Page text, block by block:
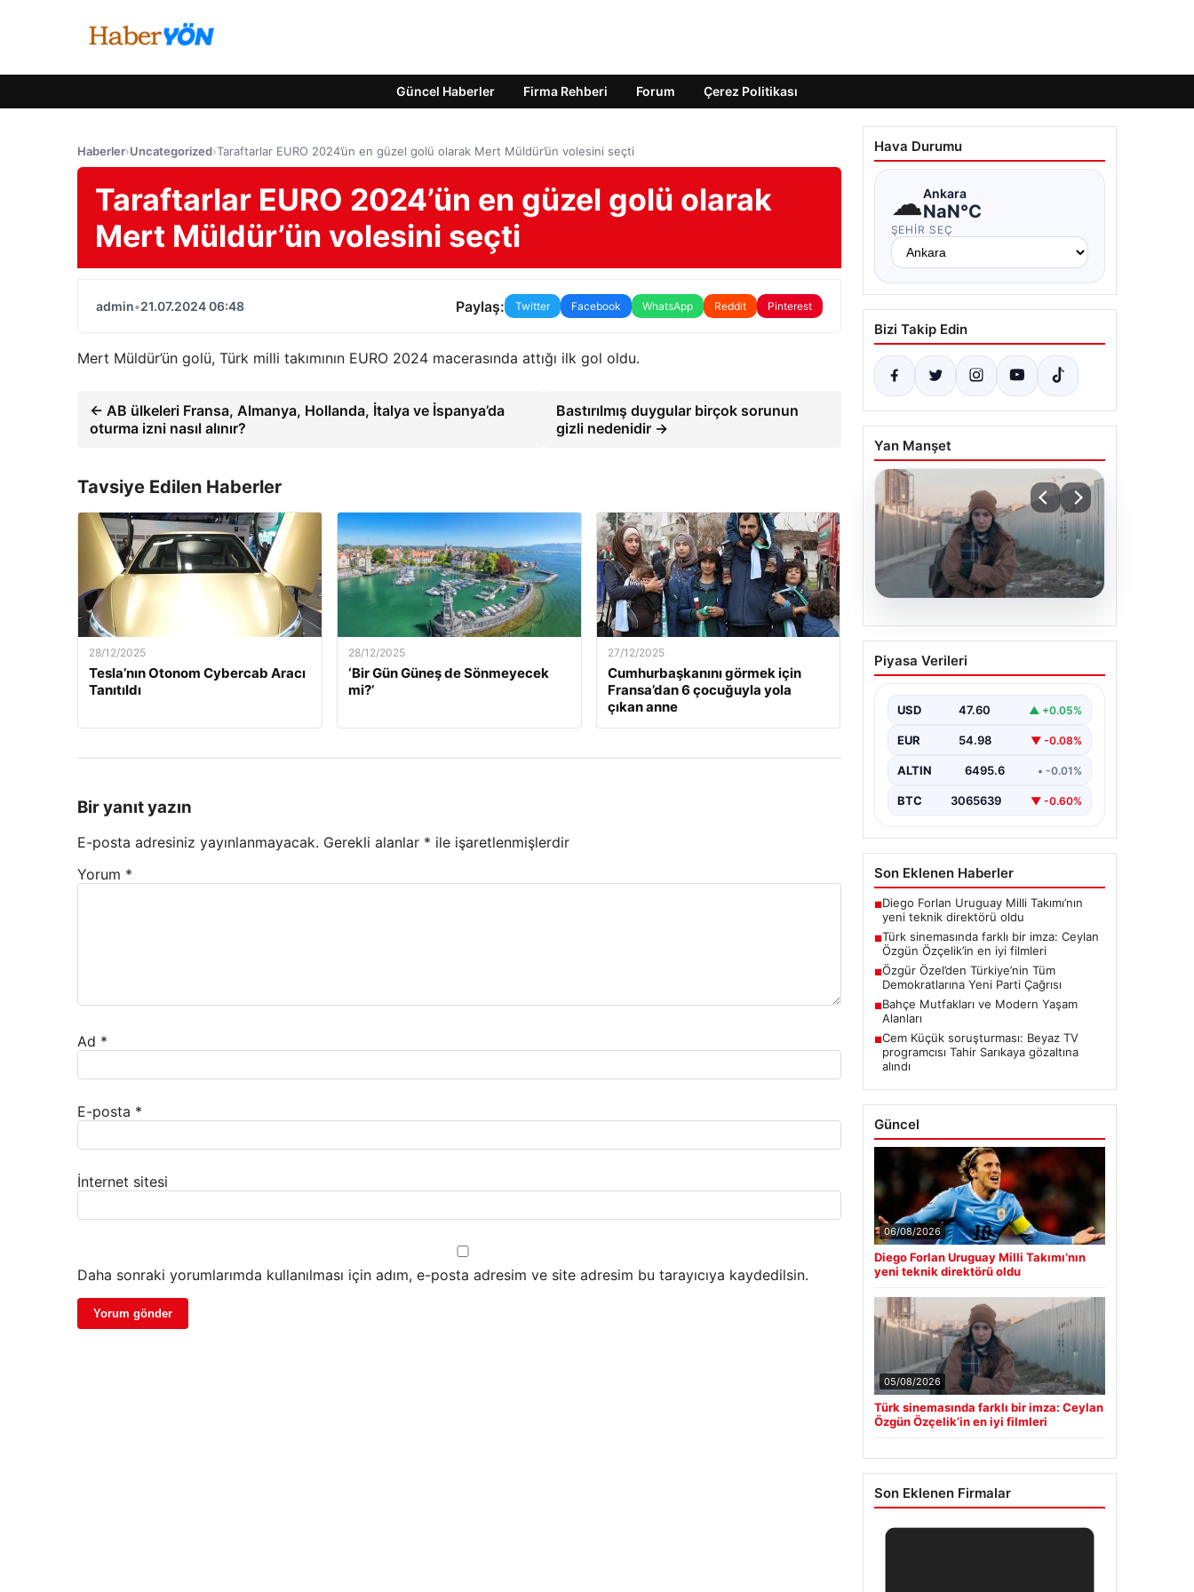
Güncel Haberler Firma Rehberi Forum Çerez Politikası
Haberler›Uncategorized›Taraftarlar EURO 2024’ün en güzel golü olarak Mert Müldür’ün volesini seçti
Taraftarlar EURO 2024’ün en güzel golü olarak
Mert Müldür’ün volesini seçti
admin•21.07.2024 06:48 Paylaş: Twitter Facebook WhatsApp Reddit Pinterest
Mert Müldür’ün golü, Türk milli takımının EURO 2024 macerasında attığı ilk gol oldu.
← AB ülkeleri Fransa, Almanya, Hollanda, İtalya ve İspanya’da
oturma izni nasıl alınır?
Bastırılmış duygular birçok sorunun
gizli nedenidir →
Tavsiye Edilen Haberler
28/12/2025
Tesla’nın Otonom Cybercab Aracı
Tanıtıldı
28/12/2025
‘Bir Gün Güneş de Sönmeyecek
mi?’
27/12/2025
Cumhurbaşkanını görmek için
Fransa’dan 6 çocuğuyla yola
çıkan anne
Bir yanıt yazın
E-posta adresiniz yayınlanmayacak. Gerekli alanlar * ile işaretlenmişlerdir
Yorum *
Ad *
E-posta *
İnternet sitesi
Daha sonraki yorumlarımda kullanılması için adım, e-posta adresim ve site adresim bu tarayıcıya kaydedilsin.
Hava Durumu
☁Ankara
NaN°C
ŞEHIR SEÇ
Bizi Takip Edin
Yan Manşet
05.08.2026
Türk sinemasında farklı
bir imza: Ceylan Özgün
Piyasa Verileri
USD 47.60 ▲ +0.05%
EUR 54.98 ▼ -0.08%
ALTIN 6495.6 • -0.01%
BTC 3065639 ▼ -0.60%
Son Eklenen Haberler
■Diego Forlan Uruguay Milli Takımı’nın
yeni teknik direktörü oldu
■Türk sinemasında farklı bir imza: Ceylan
Özgün Özçelik’in en iyi filmleri
■Özgür Özel’den Türkiye’nin Tüm
Demokratlarına Yeni Parti Çağrısı
■Bahçe Mutfakları ve Modern Yaşam
Alanları
■Cem Küçük soruşturması: Beyaz TV
programcısı Tahir Sarıkaya gözaltına
alındı
Güncel
06/08/2026
Diego Forlan Uruguay Milli Takımı’nın
yeni teknik direktörü oldu
05/08/2026
Türk sinemasında farklı bir imza: Ceylan
Özgün Özçelik’in en iyi filmleri
Son Eklenen Firmalar